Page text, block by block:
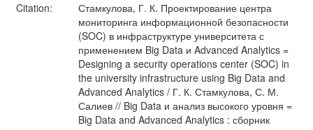
Citation:
Стамкулова, Г. К. Проектирование центра
мониторинга информационной безопасности
(SOC) в инфраструктуре университета с
применением Big Data и Advanced Analytics =
Designing a security operations center (SOC) in
the university infrastructure using Big Data and
Advanced Analytics / Г. К. Стамкулова, С. М.
Салиев // Big Data и анализ высокого уровня =
Big Data and Advanced Analytics : сборник